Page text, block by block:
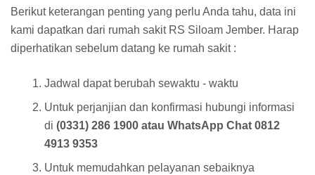
Berikut keterangan penting yang perlu Anda tahu, data ini
kami dapatkan dari rumah sakit RS Siloam Jember. Harap
diperhatikan sebelum datang ke rumah sakit :
Jadwal dapat berubah sewaktu - waktu
Untuk perjanjian dan konfirmasi hubungi informasi
di (0331) 286 1900 atau WhatsApp Chat 0812
4913 9353
Untuk memudahkan pelayanan sebaiknya